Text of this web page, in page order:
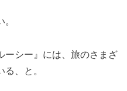
ーシー』には、旅のさまざ
、と。